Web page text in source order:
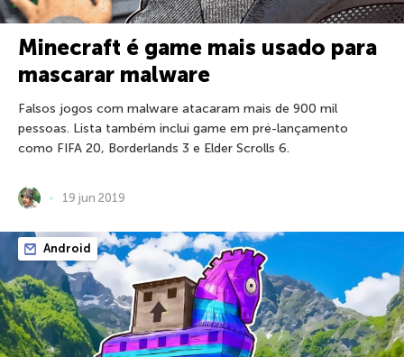
Minecraft é game mais usado para
mascarar malware
Falsos jogos com malware atacaram mais de 900 mil
pessoas. Lista também inclui game em pré-lançamento
como FIFA 20, Borderlands 3 e Elder Scrolls 6.
19 jun 2019
Android